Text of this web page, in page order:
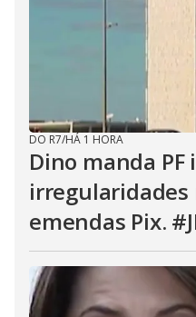
DO R7/HÁ 1 HORA
Dino manda
irregularidades
emendas Pix.